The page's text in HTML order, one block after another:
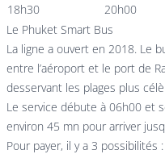
18h30
20h00
Le Phuket Smart Bus
La ligne a ouvert en 2018. Le
entre l’aéroport et le port de
desservant les plages plus
Le service débute à 06h00 et
environ 45 mn pour arriver
Pour payer, il y a 3 possibilités